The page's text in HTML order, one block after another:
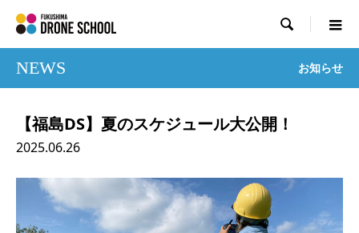

NEWS お知らせ
【福島DS】夏のスケジュール大公開！
2025.06.26